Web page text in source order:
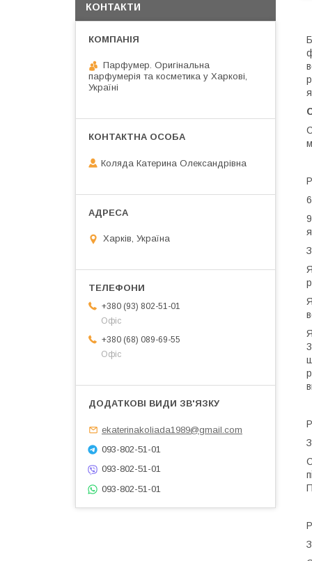
КОНТАКТИ
Парфумер. Оригінальна
парфумерія та косметика у Харкові,
Україні
Коляда Катерина Олександрівна
Харків, Україна
+380 (93) 802-51-01
Офіс
+380 (68) 089-69-55
Офіс
ekaterinakoliada1989@gmail.com
093-802-51-01
093-802-51-01
093-802-51-01